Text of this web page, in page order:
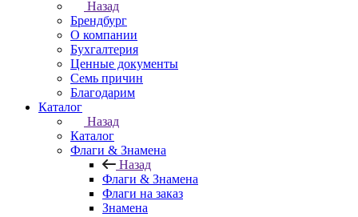
Назад
Брендбург
О компании
Бухгалтерия
Ценные документы
Семь причин
Благодарим
Каталог
Назад
Каталог
Флаги & Знамена
Назад
Флаги & Знамена
Флаги на заказ
Знамена